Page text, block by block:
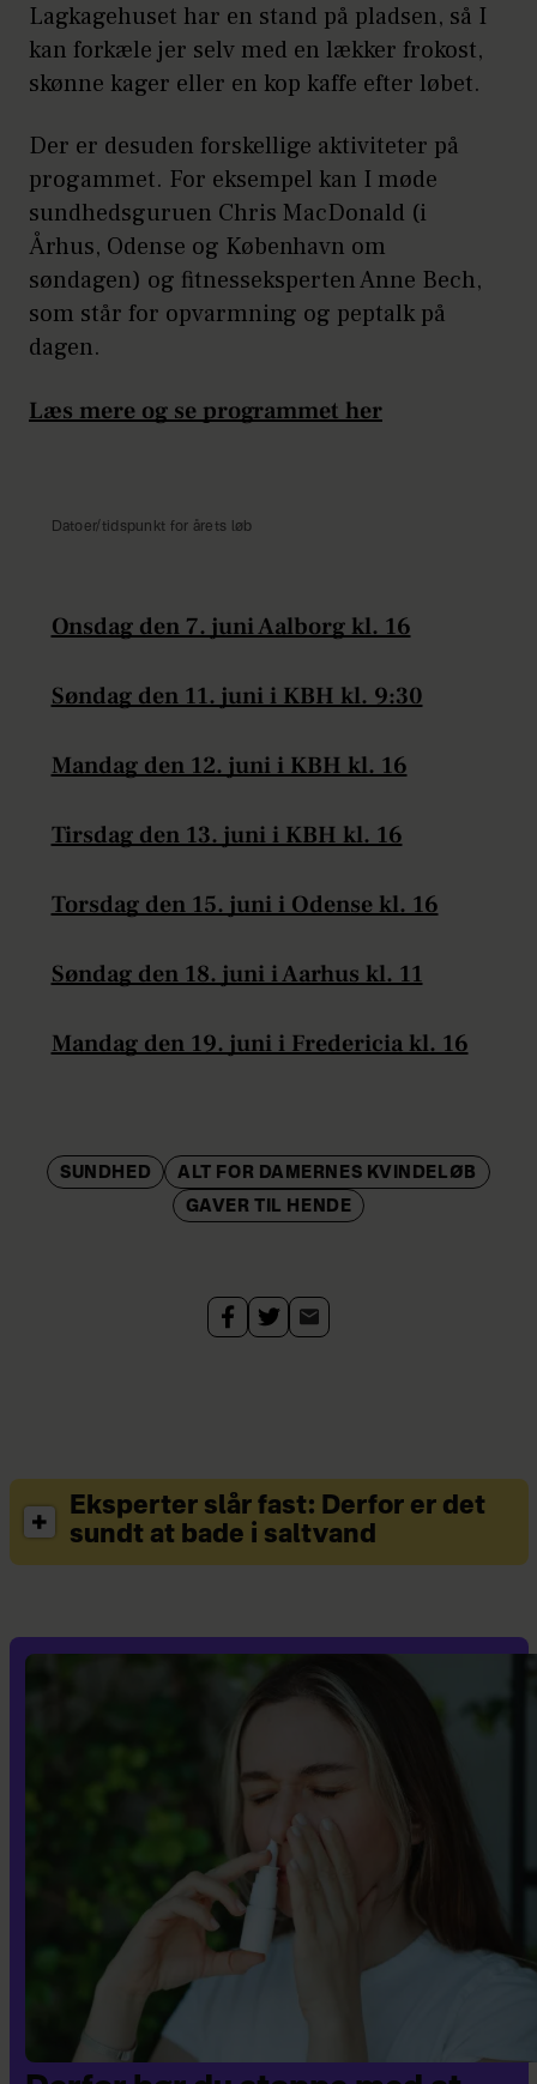
Lagkagehuset har en stand på pladsen, så I
kan forkæle jer selv med en lækker frokost,
skønne kager eller en kop kaffe efter løbet.
Der er desuden forskellige aktiviteter på
progammet. For eksempel kan I møde
sundhedsguruen Chris MacDonald (i
Århus, Odense og København om
søndagen) og fitnesseksperten Anne Bech,
som står for opvarmning og peptalk på
dagen.
Læs mere og se programmet her
Datoer/tidspunkt for årets løb
Onsdag den 7. juni Aalborg kl. 16
Søndag den 11. juni i KBH kl. 9:30
Mandag den 12. juni i KBH kl. 16
Tirsdag den 13. juni i KBH kl. 16
Torsdag den 15. juni i Odense kl. 16
Søndag den 18. juni i Aarhus kl. 11
Mandag den 19. juni i Fredericia kl. 16
SUNDHED
ALT FOR DAMERNES KVINDELØB
GAVER TIL HENDE
Eksperter slår fast: Derfor er det
sundt at bade i saltvand